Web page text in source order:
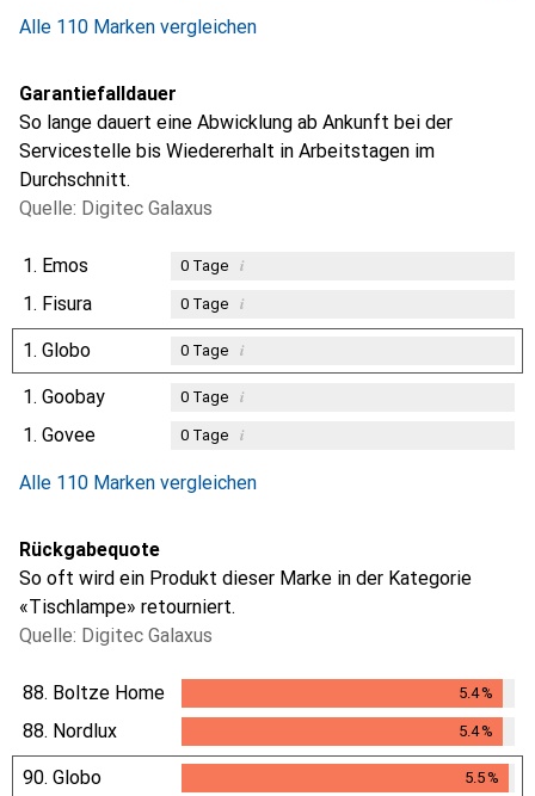
Alle 110 Marken vergleichen
Garantiefalldauer
So lange dauert eine Abwicklung ab Ankunft bei der
Servicestelle bis Wiedererhalt in Arbeitstagen im
Durchschnitt.
Quelle: Digitec Galaxus
1. Emos 0Tage i
1. Fisura 0Tage i
1. Globo 0Tage i
1. Goobay 0Tage i
1. Govee 0Tage i
Alle 110 Marken vergleichen
Rückgabequote
So oft wird ein Produkt dieser Marke in der Kategorie
«Tischlampe» retourniert.
Quelle: Digitec Galaxus
88. Boltze Home 5.4%
5.4%
88. Nordlux 5.4%
5.4%
90. Globo 5.5%